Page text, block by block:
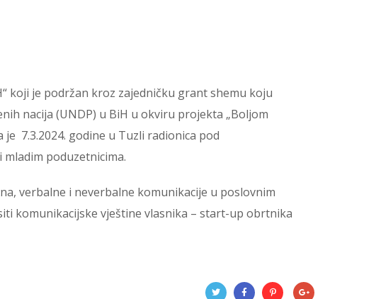
koji je podržan kroz zajedničku grant shemu koju
nacija (UNDP) u BiH u okviru projekta „Boljom
7.3.2024. godine u Tuzli radionica pod
mladim poduzetnicima.
verbalne i neverbalne komunikacije u poslovnim
komunikacijske vještine vlasnika – start-up obrtnika